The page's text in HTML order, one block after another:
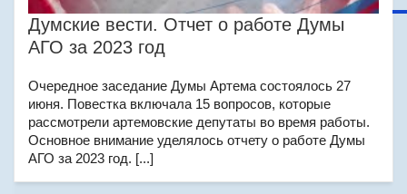
Думские вести. Отчет о работе Думы
АГО за 2023 год
Очередное заседание Думы Артема состоялось 27
июня. Повестка включала 15 вопросов, которые
рассмотрели артемовские депутаты во время работы.
Основное внимание уделялось отчету о работе Думы
АГО за 2023 год. [...]